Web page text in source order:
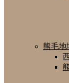
熊毛地